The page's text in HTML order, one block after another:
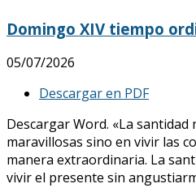
Domingo XIV tiempo
05/07/2026
Descargar en PDF
Descargar Word. «La
maravillosas sino en vivir las
manera extraordinaria. La
vivir el presente sin